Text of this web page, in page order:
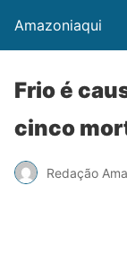
Amazoniaqui
Frio é
cinco
Redação